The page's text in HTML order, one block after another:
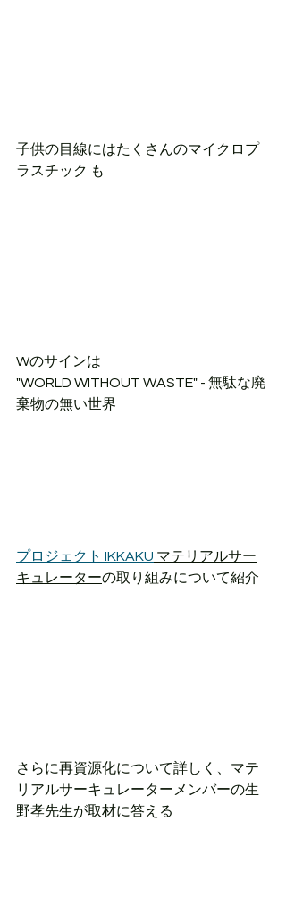
子供の目線にはたくさんのマイクロプ
ラスチック も
Wのサインは
"WORLD WITHOUT WASTE" - 無駄な廃
棄物の無い世界
プロジェクト IKKAKU マテリアルサー
キュレーターの取り組みについて紹介
さらに再資源化について詳しく、マテ
リアルサーキュレーターメンバーの生
野孝先生が取材に答える